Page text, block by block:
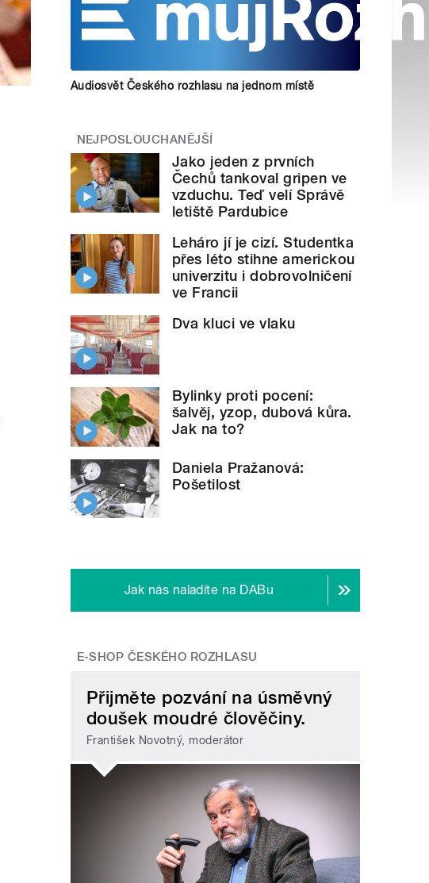
Audiosvět Českého rozhlasu na jednom místě
NEJPOSLOUCHANĚJŠÍ
Jako jeden z prvních
Čechů tankoval gripen ve
vzduchu. Teď velí Správě
letiště Pardubice
Leháro jí je cizí. Studentka
přes léto stihne americkou
univerzitu i dobrovolničení
ve Francii
Dva kluci ve vlaku
Bylinky proti pocení:
šalvěj, yzop, dubová kůra.
Jak na to?
Daniela Pražanová:
Pošetilost
Jak nás naladíte na DABu
E-SHOP ČESKÉHO ROZHLASU
Přijměte pozvání na úsměvný
doušek moudré člověčiny.
František Novotný, moderátor